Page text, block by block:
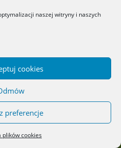
naszej witryny i naszych
cookies
preferencje
plików cookies